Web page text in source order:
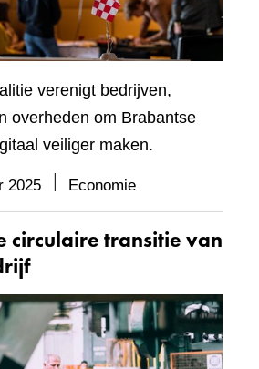
verenigt bedrijven,
overheden om Brabantse
veiliger maken.
2025 Economie
circulaire transitie van